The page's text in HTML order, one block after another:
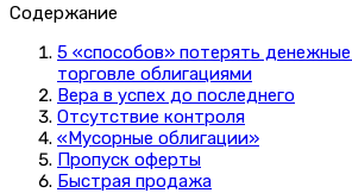
Содержание
5 «способов» потерять
торговле облигациями
Вера в успех до последнего
Отсутствие контроля
«Мусорные облигации»
Пропуск оферты
Быстрая продажа